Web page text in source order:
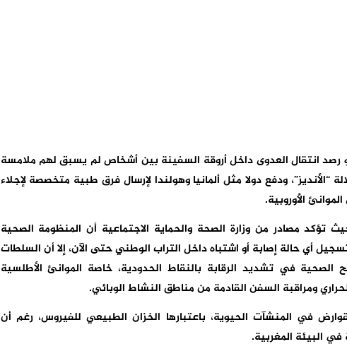
رصد انتقال العدوى داخل أروقة السفينة بين أشخاص لم يسبق لهم ملامسة
“الأنديز”، ودفع دولا مثل ألمانيا وهولندا لإرسال فرق طبية متخصصة لإجلاء
الأوروبية.
تؤكد مصادر من وزارة الصحة والحماية الاجتماعية أن المنظومة الصحية
أي حالة إصابة أو اشتباه داخل التراب الوطني حتى الآن، إلا أن السلطات
في تشديد الرقابة بالنقاط الحدودية، خاصة الموانئ الأطلسية
ومراقبة السفن القادمة من مناطق النشاط الوبائي.
في المنشآت الحيوية، باعتبارها الخزان الطبيعي للفيروس، رغم أن
في البيئة المغربية.